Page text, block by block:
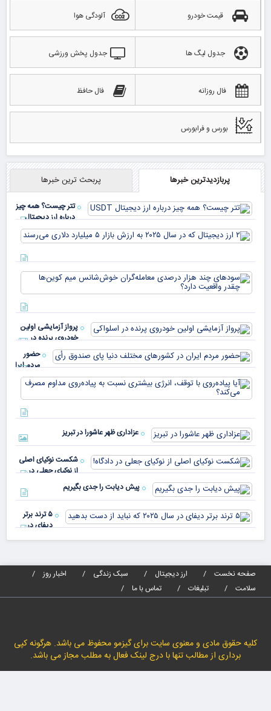
قیمت خودرو آلودگی هوا
جدول لیگ ها جدول پخش ورزشی
فال روزانه فال حافظ
بورس و فرابورس
پربازدیدترین خبرها پربحث ترین خبرها
تتر چیست؟ همه چیز
درباره ارز دیجیتال
USDT
پرواز آزمایشی اولین
خودروی پرنده در
اسلواکی
حضور
مردم ایران
در
کشورهای
مختلف
دنیا پای
صندوق
عزاداری ظهر عاشورا در تبریز
شکست نوکیای اصلی
از نوکیای جعلی در
دادگاه!
پیش دیابت را جدی بگیریم
۵ ترند برتر
دیفای در
صفحه نخست
ارز دیجیتال سبک زندگی
اخبار روز
سلامت
تبلیغات تماس با ما
کلیه حقوق مادی و معنوی سایت برای گیزمو محفوظ می باشد. هرگونه کپی
برداری از مطالب تنها با درج لینک فعال به مطلب مجاز می باشد.